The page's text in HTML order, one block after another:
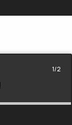
1/2